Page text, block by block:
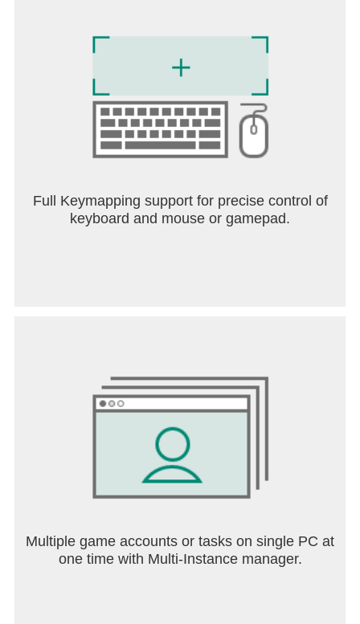
Full Keymapping support for precise control of
keyboard and mouse or gamepad.
Multiple game accounts or tasks on single PC at
one time with Multi-Instance manager.